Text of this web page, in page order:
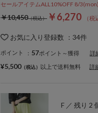
セールアイテムALL10%OFF 8/
￥6,270
￥10,450
お気に入り登録数 ：34件
ポイント ： 57ポイント～獲得 詳
F ／ 残り 2
¥5,500 以上で送料無料 詳